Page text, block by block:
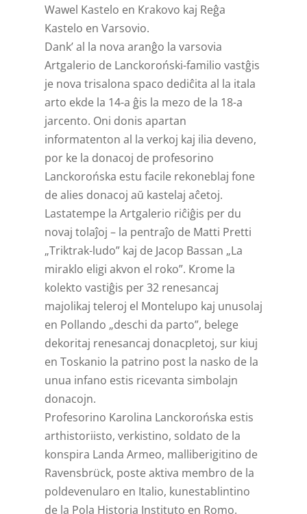
Wawel Kastelo en Krakovo kaj Reĝa
Kastelo en Varsovio.
Dank’ al la nova aranĝo la varsovia
Artgalerio de Lanckoroński-familio vastĝis
je nova trisalona spaco dediĉita al la itala
arto ekde la 14-a ĝis la mezo de la 18-a
jarcento. Oni donis apartan
informatenton al la verkoj kaj ilia deveno,
por ke la donacoj de profesorino
Lanckorońska estu facile rekoneblaj fone
de alies donacoj aŭ kastelaj aĉetoj.
Lastatempe la Artgalerio riĉiĝis per du
novaj tolaĵoj – la pentraĵo de Matti Pretti
„Triktrak-ludo” kaj de Jacop Bassan „La
miraklo eligi akvon el roko”. Krome la
kolekto vastiĝis per 32 renesancaj
majolikaj teleroj el Montelupo kaj unusolaj
en Pollando „deschi da parto”, belege
dekoritaj renesancaj donacpletoj, sur kiuj
en Toskanio la patrino post la nasko de la
unua infano estis ricevanta simbolajn
donacojn.
Profesorino Karolina Lanckorońska estis
arthistoriisto, verkistino, soldato de la
konspira Landa Armeo, malliberigitino de
Ravensbrück, poste aktiva membro de la
poldevenularo en Italio, kunestablintino
de la Pola Historia Instituto en Romo.